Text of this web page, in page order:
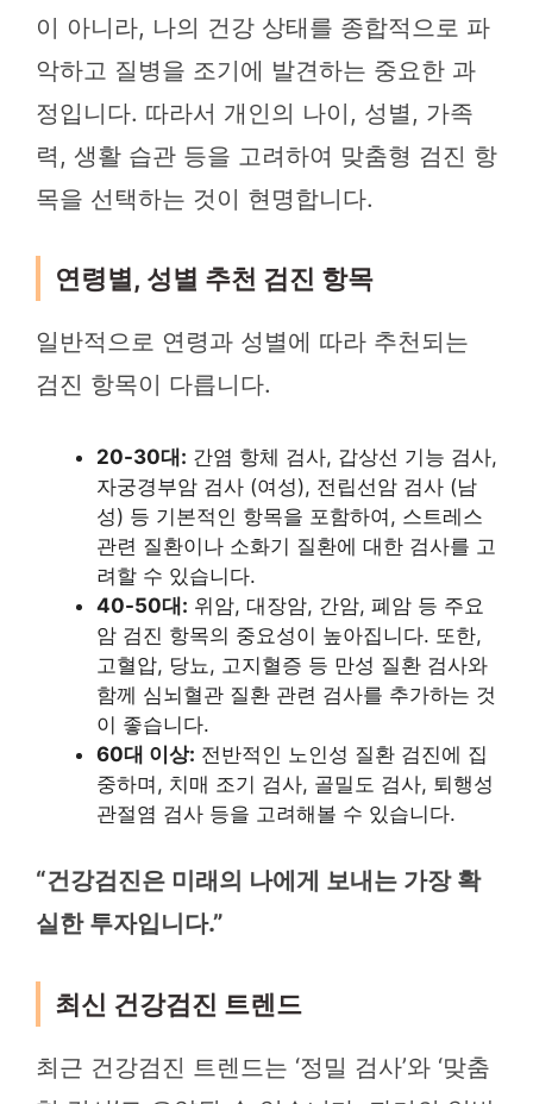
이 아니라, 나의 건강 상태를 종합적으로 파
악하고 질병을 조기에 발견하는 중요한 과
정입니다. 따라서 개인의 나이, 성별, 가족
력, 생활 습관 등을 고려하여 맞춤형 검진 항
목을 선택하는 것이 현명합니다.
연령별, 성별 추천 검진 항목
일반적으로 연령과 성별에 따라 추천되는
검진 항목이 다릅니다.
20-30대: 간염 항체 검사, 갑상선 기능 검사,
자궁경부암 검사 (여성), 전립선암 검사 (남
성) 등 기본적인 항목을 포함하여, 스트레스
관련 질환이나 소화기 질환에 대한 검사를 고
려할 수 있습니다.
40-50대: 위암, 대장암, 간암, 폐암 등 주요
암 검진 항목의 중요성이 높아집니다. 또한,
고혈압, 당뇨, 고지혈증 등 만성 질환 검사와
함께 심뇌혈관 질환 관련 검사를 추가하는 것
이 좋습니다.
60대 이상: 전반적인 노인성 질환 검진에 집
중하며, 치매 조기 검사, 골밀도 검사, 퇴행성
관절염 검사 등을 고려해볼 수 있습니다.
“건강검진은 미래의 나에게 보내는 가장 확
실한 투자입니다.”
최신 건강검진 트렌드
최근 건강검진 트렌드는 ‘정밀 검사’와 ‘맞춤